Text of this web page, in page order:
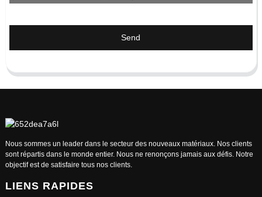
Send
Nous sommes un leader dans le secteur des nouveaux matériaux. Nos clients
sont répartis dans le monde entier. Nous ne renonçons jamais aux défis. Notre
objectif est de satisfaire tous nos clients.
LIENS RAPIDES